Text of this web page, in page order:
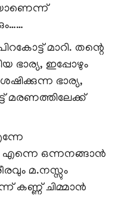
മാറി. തന്റെ
ഭാര്യ, ഇപ്പോഴും
ഭാര്യ,
മരണത്തിലേക്ക്
എന്നെ ഒന്നനങ്ങാൻ
മ.നസ്സും
കണ്ണ് ചിമ്മാൻ